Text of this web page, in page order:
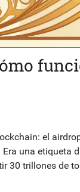
el
una etiqueta
30 trillones de